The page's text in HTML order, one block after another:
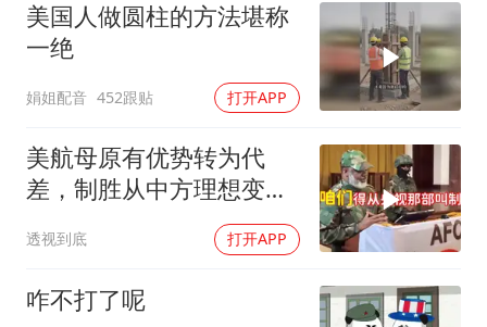
郑丽文：台湾从来没有“独立”过
酒店回应车内过夜被收150元
梁家辉百花奖演讲落泪
人民的健康、体质、幸福一脉相承
美国人做圆柱的方法堪称
一绝
娟姐配音 452跟贴 打开APP
美航母原有优势转为代
差，制胜从中方理想变为
透视到底 打开APP
咋不打了呢